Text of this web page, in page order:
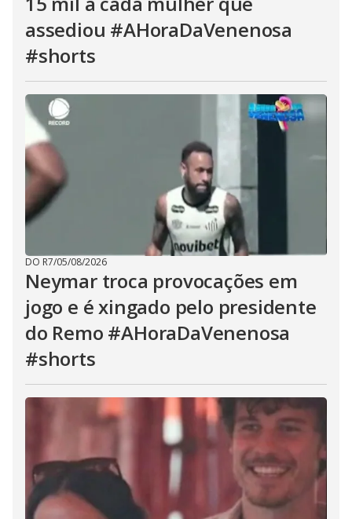
assediou #AHoraDaVenenosa
#shorts
DO R7/05/08/2026
Neymar troca provocações em
jogo e é xingado pelo presidente
do Remo #AHoraDaVenenosa
#shorts